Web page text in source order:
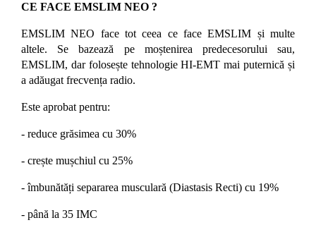
CE FACE EMSLIM NEO ?
EMSLIM NEO face tot ceea ce face EMSLIM și multe
altele. Se bazează pe moștenirea predecesorului sau,
EMSLIM, dar folosește tehnologie HI-EMT mai puternică și
a adăugat frecvența radio.
Este aprobat pentru:
- reduce grăsimea cu 30%
- crește mușchiul cu 25%
- îmbunătăți separarea musculară (Diastasis Recti) cu 19%
- până la 35 IMC